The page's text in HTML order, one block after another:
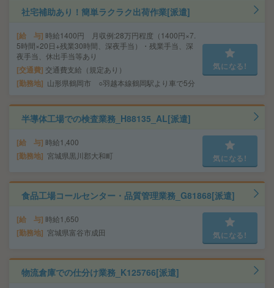
社宅補助あり！簡単ラクラク出荷作業[派遣]
給 与 時給1400円 月収例:28万円程度（1400円×7.
5時間×20日+残業30時間、深夜手当）・残業手当、深
夜手当、休出手当等あり
交通費 交通費支給（規定あり）
勤務地 山形県鶴岡市 ○羽越本線鶴岡駅より車で5分
気になる!
半導体工場での検査業務_H88135_AL[派遣]
給 与 時給1,400
勤務地 宮城県黒川郡大和町 気になる!
食品工場コールセンター・品質管理業務_G81868[派遣]
給 与 時給1,650
勤務地 宮城県富谷市成田 気になる!
物流倉庫での仕分け業務_K125766[派遣]